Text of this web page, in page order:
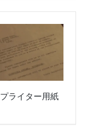
ライター用紙